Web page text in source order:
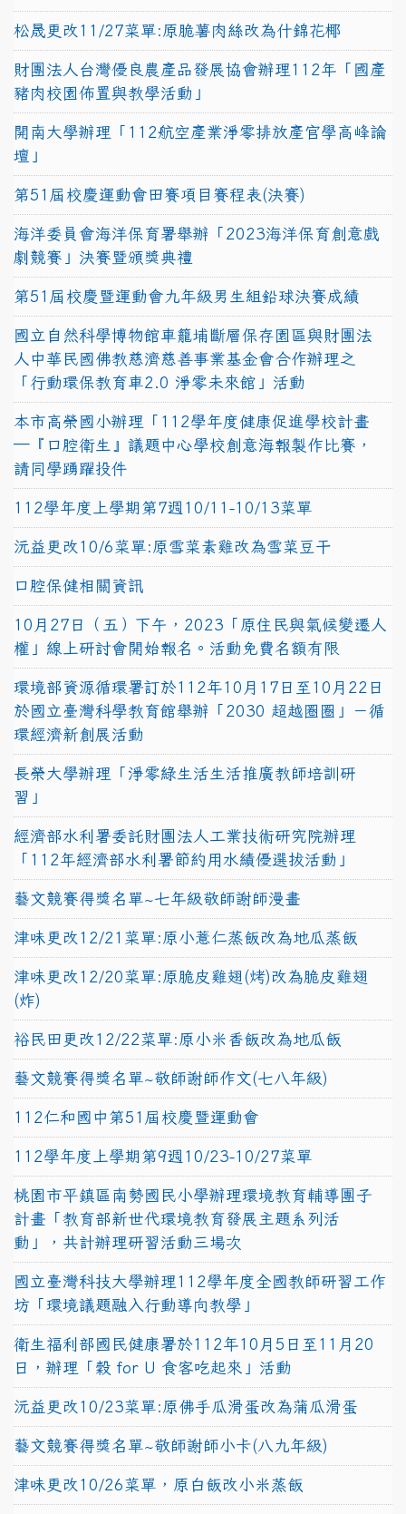
松晟更改11/27菜單:原脆薯肉絲改為什錦花椰
財團法人台灣優良農產品發展協會辦理112年「國產
豬肉校園佈置與教學活動」
開南大學辦理「112航空產業淨零排放產官學高峰論
壇」
第51屆校慶運動會田賽項目賽程表(決賽)
海洋委員會海洋保育署舉辦「2023海洋保育創意戲
劇競賽」決賽暨頒獎典禮
第51屆校慶暨運動會九年級男生組鉛球決賽成績
國立自然科學博物館車籠埔斷層保存園區與財團法
人中華民國佛教慈濟慈善事業基金會合作辦理之
「行動環保教育車2.0 淨零未來館」活動
本市高榮國小辦理「112學年度健康促進學校計畫
─『口腔衛生』議題中心學校創意海報製作比賽，
請同學踴躍投件
112學年度上學期第7週10/11-10/13菜單
沅益更改10/6菜單:原雪菜素雞改為雪菜豆干
口腔保健相關資訊
10月27日（五）下午，2023「原住民與氣候變遷人
權」線上研討會開始報名。活動免費名額有限
環境部資源循環署訂於112年10月17日至10月22日
於國立臺灣科學教育館舉辦「2030 超越圈圈」－循
環經濟新創展活動
長榮大學辦理「淨零綠生活生活推廣教師培訓研
習」
經濟部水利署委託財團法人工業技術研究院辦理
「112年經濟部水利署節約用水績優選拔活動」
藝文競賽得獎名單~七年級敬師謝師漫畫
津味更改12/21菜單:原小薏仁蒸飯改為地瓜蒸飯
津味更改12/20菜單:原脆皮雞翅(烤)改為脆皮雞翅
(炸)
裕民田更改12/22菜單:原小米香飯改為地瓜飯
藝文競賽得獎名單~敬師謝師作文(七八年級)
112仁和國中第51屆校慶暨運動會
112學年度上學期第9週10/23-10/27菜單
桃園市平鎮區南勢國民小學辦理環境教育輔導團子
計畫「教育部新世代環境教育發展主題系列活
動」，共計辦理研習活動三場次
國立臺灣科技大學辦理112學年度全國教師研習工作
坊「環境議題融入行動導向教學」
衛生福利部國民健康署於112年10月5日至11月20
日，辦理「穀 for U 食客吃起來」活動
沅益更改10/23菜單:原佛手瓜滑蛋改為蒲瓜滑蛋
藝文競賽得獎名單~敬師謝師小卡(八九年級)
津味更改10/26菜單，原白飯改小米蒸飯